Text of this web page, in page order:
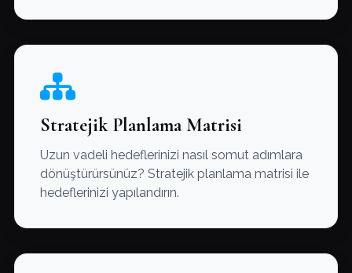
Stratejik Planlama Matrisi
Uzun vadeli hedeflerinizi nasıl somut adımlara
dönüştürürsünüz? Stratejik planlama matrisi ile
hedeflerinizi yapılandırın.